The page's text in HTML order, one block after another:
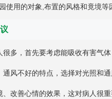
使用的对象,布置的风格和竟境
很多，首先要考虑能吸收有害气体
通风不好的特点，选择对光照和通
改善心情的效果，这对病人很重